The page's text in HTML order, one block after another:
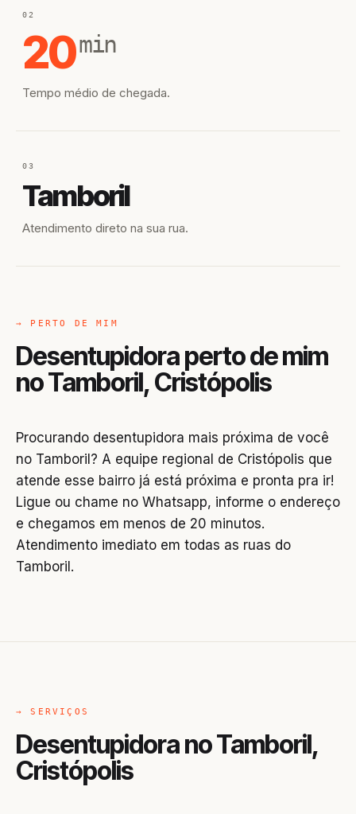
02
20min
Tempo médio de chegada.
03
Tamboril
Atendimento direto na sua rua.
→ PERTO DE MIM
Desentupidora perto de mim
no Tamboril, Cristópolis
Procurando desentupidora mais próxima de você
no Tamboril? A equipe regional de Cristópolis que
atende esse bairro já está próxima e pronta pra ir!
Ligue ou chame no Whatsapp, informe o endereço
e chegamos em menos de 20 minutos.
Atendimento imediato em todas as ruas do
Tamboril.
→ SERVIÇOS
Desentupidora no Tamboril,
Cristópolis